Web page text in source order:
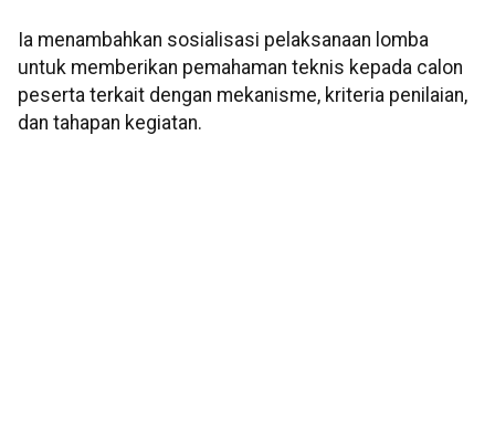
Ia menambahkan sosialisasi pelaksanaan lomba
untuk memberikan pemahaman teknis kepada calon
peserta terkait dengan mekanisme, kriteria penilaian,
dan tahapan kegiatan.